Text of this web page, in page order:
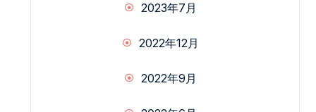
2023年7月
2022年12月
2022年9月